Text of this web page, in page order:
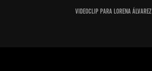
Videoclip para Lorena Álvarez